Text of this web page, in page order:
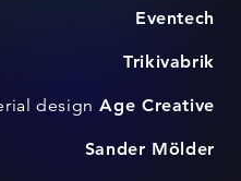
Eventech
Trikivabrik
design Age Creative
Sander Mölder